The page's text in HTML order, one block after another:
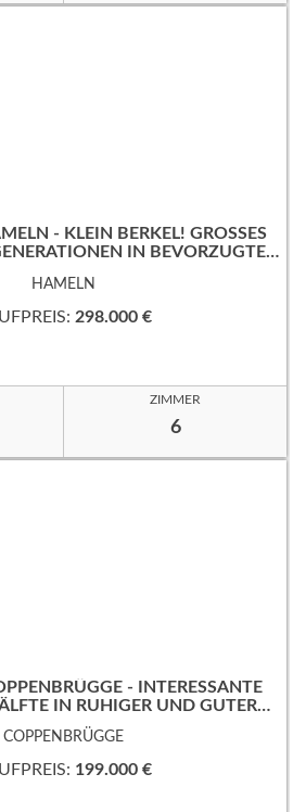
- KLEIN BERKEL! GROSSES
IN BEVORZUGTER
HAMELN
298.000 €
ZIMMER
6
- INTERESSANTE
IN RUHIGER UND GUTER
WOHNLAGE!
COPPENBRÜGGE
199.000 €